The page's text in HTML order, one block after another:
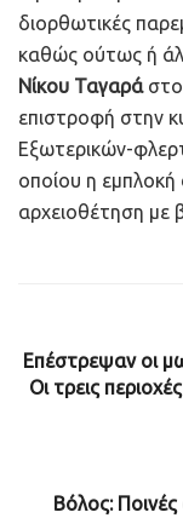
διορθωτικές
καθώς ούτως ή
Νίκου Ταγαράστο
επιστροφή στην
Εξωτερικών-
οποίου η
αρχειοθέτηση με
Επέστρεψαν οι
Οι τρεις
Βόλος: